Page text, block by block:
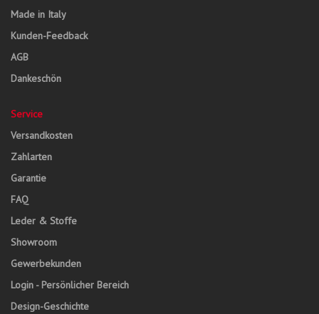
Made in Italy
Kunden-Feedback
AGB
Dankeschön
Service
Versandkosten
Zahlarten
Garantie
FAQ
Leder & Stoffe
Showroom
Gewerbekunden
Login - Persönlicher Bereich
Design-Geschichte